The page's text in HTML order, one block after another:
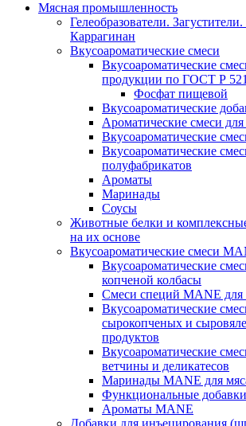
Мясная промышленность
Гелеобразователи.
Каррагинан
Вкусоароматические смеси
Вкусоароматические
продукции по ГОСТ Р
Фосфат пищевой
Вкусоароматические
Ароматические смеси
Вкусоароматические
Вкусоароматические
полуфабрикатов
Ароматы
Маринады
Соусы
Животные белки и
на их основе
Вкусоароматические смеси
Вкусоароматические
копченой колбасы
Смеси специй MANE для
Вкусоароматические
сырокопченых и
продуктов
Вкусоароматические
ветчины и деликатесов
Маринады MANE для
Функциональные
Ароматы MANE